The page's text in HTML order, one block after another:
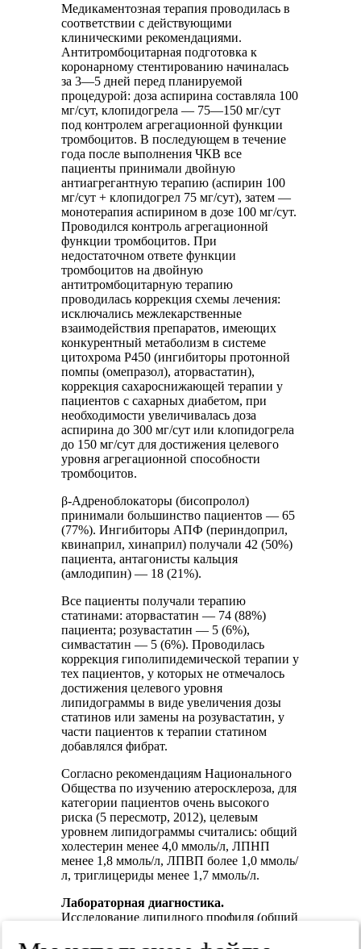
Медикаментозная терапия проводилась в
соответствии с действующими
клиническими рекомендациями.
Антитромбоцитарная подготовка к
коронарному стентированию начиналась
за 3—5 дней перед планируемой
процедурой: доза аспирина составляла 100
мг/сут, клопидогрела — 75—150 мг/сут
под контролем агрегационной функции
тромбоцитов. В последующем в течение
года после выполнения ЧКВ все
пациенты принимали двойную
антиагрегантную терапию (аспирин 100
мг/сут + клопидогрел 75 мг/сут), затем —
монотерапия аспирином в дозе 100 мг/сут.
Проводился контроль агрегационной
функции тромбоцитов. При
недостаточном ответе функции
тромбоцитов на двойную
антитромбоцитарную терапию
проводилась коррекция схемы лечения:
исключались межлекарственные
взаимодействия препаратов, имеющих
конкурентный метаболизм в системе
цитохрома Р450 (ингибиторы протонной
помпы (омепразол), аторвастатин),
коррекция сахароснижающей терапии у
пациентов с сахарных диабетом, при
необходимости увеличивалась доза
аспирина до 300 мг/сут или клопидогрела
до 150 мг/сут для достижения целевого
уровня агрегационной способности
тромбоцитов.
β-Адреноблокаторы (бисопролол)
принимали большинство пациентов — 65
(77%). Ингибиторы АПФ (периндоприл,
квинаприл, хинаприл) получали 42 (50%)
пациента, антагонисты кальция
(амлодипин) — 18 (21%).
Все пациенты получали терапию
статинами: аторвастатин — 74 (88%)
пациента; розувастатин — 5 (6%),
симвастатин — 5 (6%). Проводилась
коррекция гиполипидемической терапии у
тех пациентов, у которых не отмечалось
достижения целевого уровня
липидограммы в виде увеличения дозы
статинов или замены на розувастатин, у
части пациентов к терапии статином
добавлялся фибрат.
Согласно рекомендациям Национального
Общества по изучению атеросклероза, для
категории пациентов очень высокого
риска (5 пересмотр, 2012), целевым
уровнем липидограммы считались: общий
холестерин менее 4,0 ммоль/л, ЛПНП
менее 1,8 ммоль/л, ЛПВП более 1,0 ммоль/
л, триглицериды менее 1,7 ммоль/л.
Лабораторная диагностика.
Исследование липидного профиля (общий
триглицериды) выполнялось на аппарате